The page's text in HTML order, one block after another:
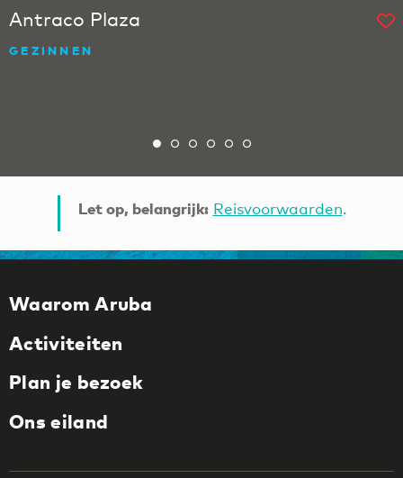
Antraco Plaza
GEZINNEN
Let op, belangrijk: Reisvoorwaarden.
Waarom Aruba
Activiteiten
Plan je bezoek
Ons eiland